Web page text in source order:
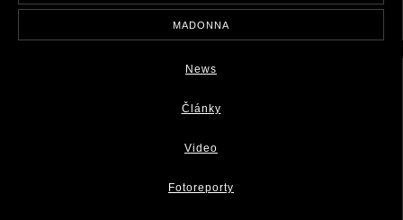
MADONNA
News
Články
Video
Fotoreporty